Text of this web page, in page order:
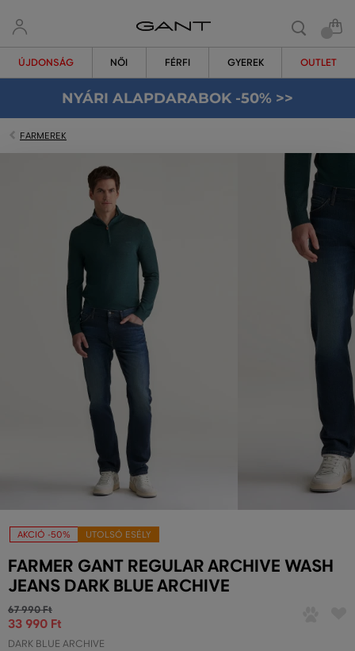
ÚJDONSÁG NŐI FÉRFI GYEREK OUTLET
NYÁRI ALAPDARABOK -50% >>
FARMEREK
AKCIÓ -50% UTOLSÓ ESÉLY
FARMER GANT REGULAR ARCHIVE WASH
JEANS DARK BLUE ARCHIVE
67 990 Ft
33 990 Ft
DARK BLUE ARCHIVE